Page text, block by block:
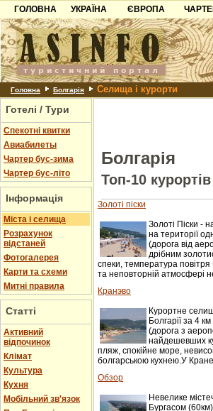
ГОЛОВНА
УКРАЇНА
Карпати
Азов
Причорноморря
Шацьк
ЄВРОПА
Чорногорія
Хорватія
Болгарія
Албанія
Головна Болгарія Селища і курорти
Готелі / Тури
Спекотні квитки
Авиабилеты
Чартер бус-зима
Чартер бус-літо
Інформація
Міста і селища
Розрахунок
відстаней
Фотогалерея
Карти та схеми
Митні правила
Статті
Активний
відпочинок
Клімат
Культура
Кухня
Мобільний зв'язок
Болгарія
Топ-10 курортів
Золоті піски
Золоті Піски -
на території
(дорога від
дрібним
спеки, температура
та неповторній атмосфері
Кранэво
Курортне
Болгарії за 4
(дорога з
найдешевших
пляж, спокійне море,
болгарською кухнею.У
Обзор
Невелике
Бургасом